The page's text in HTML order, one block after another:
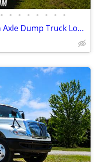
• • • • • • • •
2007 International 7400 Tandem Axle Dump Truck Low Mileage